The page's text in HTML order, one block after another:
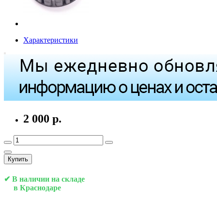
Характеристики
2 000 р.
Купить
✔ В наличии на складе
в Краснодаре